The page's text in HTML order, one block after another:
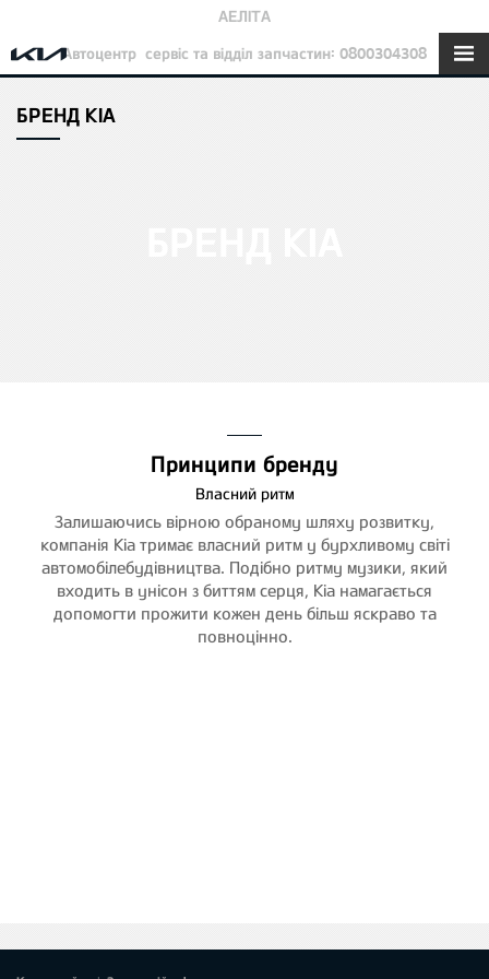
АЕЛІТА
Автоцентр сервіс та відділ запчастин: 0800304308
БРЕНД KIA
Принципи бренду
Власний ритм
Залишаючись вірною обраному шляху розвитку,
компанія Kia тримає власний ритм у бурхливому світі
автомобілебудівництва. Подібно ритму музики, який
входить в унісон з биттям серця, Kia намагається
допомогти прожити кожен день більш яскраво та
повноцінно.